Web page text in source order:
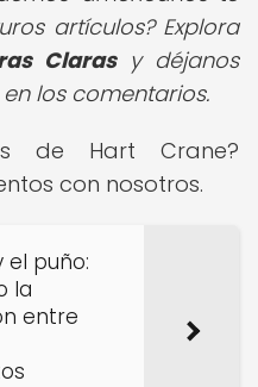
artículos? Explora
Clarasy déjanos
los comentarios.
de Hart Crane?
con nosotros.
el puño:
la
entre